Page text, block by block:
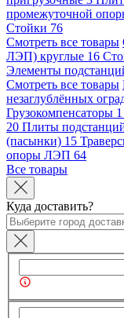
промежуточной
Стойки 76
Смотреть все товары
ЛЭП) круглые 16
Элементы
Смотреть все товары
незаглублённых
Грузокомпенсаторы 1
20 Плиты
(пасынки) 15
опоры ЛЭП 64
Все товары
Куда доставить?